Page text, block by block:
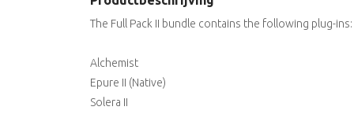
The Full Pack II bundle contains the following plug-ins:
Alchemist
Epure II (Native)
Solera II